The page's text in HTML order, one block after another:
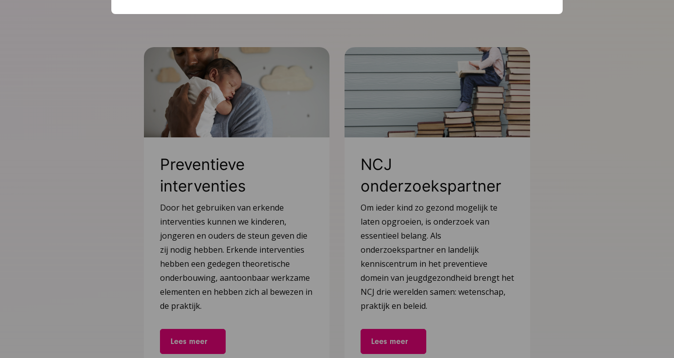
Preventieve
interventies
Door het gebruiken van erkende
interventies kunnen we kinderen,
jongeren en ouders de steun geven die
zij nodig hebben. Erkende interventies
hebben een gedegen theoretische
onderbouwing, aantoonbaar werkzame
elementen en hebben zich al bewezen in
de praktijk.
Lees meer
NCJ
onderzoekspartner
Om ieder kind zo gezond mogelijk te
laten opgroeien, is onderzoek van
essentieel belang. Als
onderzoekspartner en landelijk
kenniscentrum in het preventieve
domein van jeugdgezondheid brengt het
NCJ drie werelden samen: wetenschap,
praktijk en beleid.
Lees meer